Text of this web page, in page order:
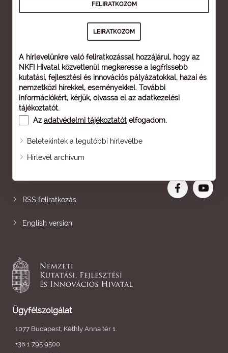
A hírlevelünkre való feliratkozással hozzájárul, hogy az
NKFI Hivatal közvetlenül megkeresse a legfrissebb
kutatási, fejlesztési és innovációs pályázatokkal, hazai és
nemzetközi hírekkel, eseményekkel. További
információkért, kérjük, olvassa el az adatkezelési
tájékoztatót.
Az adatvédelmi tájékoztatót elfogadom.
Beletekintek a legutóbbi hírlevélbe
Hírlevél archívum
Oldaltérkép
RSS feliratkozás
English version
Ügyfélszolgálat
1077 Budapest, Kéthly Anna tér 1.
+36 1 795 9500